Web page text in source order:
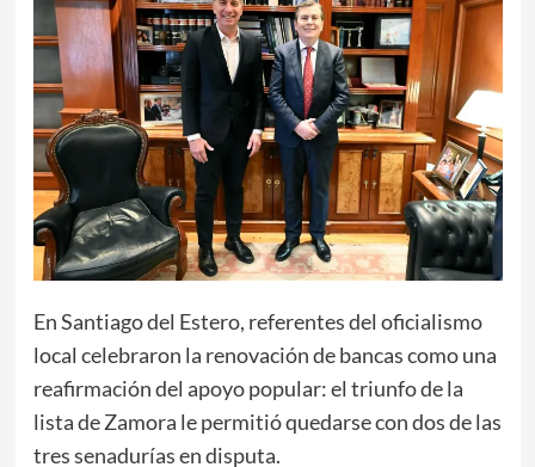
En Santiago del Estero, referentes del oficialismo
local celebraron la renovación de bancas como una
reafirmación del apoyo popular: el triunfo de la
lista de Zamora le permitió quedarse con dos de las
tres senadurías en disputa.